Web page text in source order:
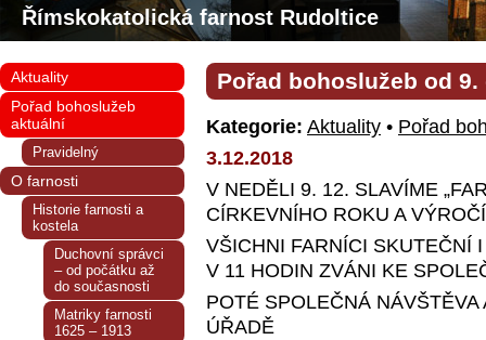
Římskokatolická farnost Rudoltice
Pořad bohoslužeb od 9.
Kategorie: Aktuality • Pořad
3.12.2018
V NEDĚLI 9. 12. SLAVÍME
CÍRKEVNÍHO ROKU A
VŠICHNI FARNÍCI SKUTEČNÍ
V 11 HODIN ZVÁNI KE
POTÉ SPOLEČNÁ
ÚŘADĚ
Aktuality
Pořad bohoslužeb
aktuální
Pravidelný
O farnosti
Historie farnosti a
kostela
Duchovní správci
– od počátku až
do současnosti
Matriky farnosti
1625 – 1913